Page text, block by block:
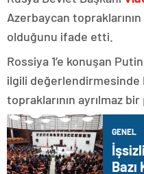
Azerbaycan
olduğunu ifade etti.
Rossiya 1’e konuşan
ilgili değerlendirmesinde
topraklarının ayrılmaz
GENEL